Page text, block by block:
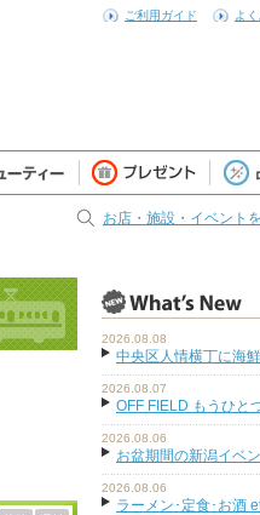
ご利用ガイド よ
お店・施設・イベント
2026.08.08
中央区人情横丁に海
2026.08.07
OFF FIELD もうひと
2026.08.06
お盆期間の新潟イベ
2026.08.06
ラーメン･定食･お酒